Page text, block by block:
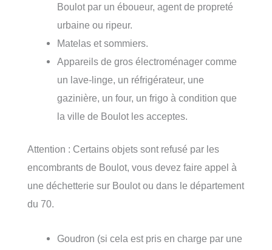
Boulot par un éboueur, agent de propreté
urbaine ou ripeur.
Matelas et sommiers.
Appareils de gros électroménager comme
un lave-linge, un réfrigérateur, une
gazinière, un four, un frigo à condition que
la ville de Boulot les acceptes.
Attention : Certains objets sont refusé par les
encombrants de Boulot, vous devez faire appel à
une déchetterie sur Boulot ou dans le département
du 70.
Goudron (si cela est pris en charge par une